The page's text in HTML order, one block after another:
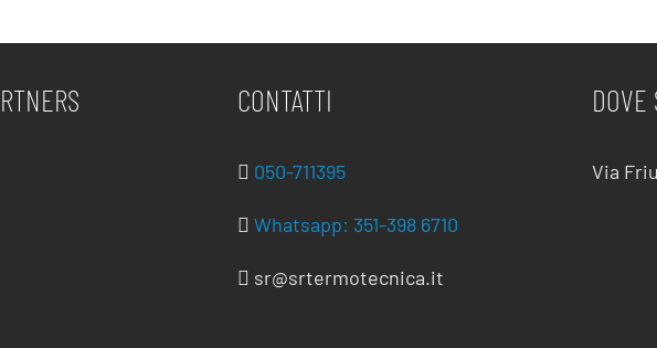
CONTATTI
050-711395
Whatsapp: 351-398 6710
sr@srtermotecnica.it
DOVE
Via